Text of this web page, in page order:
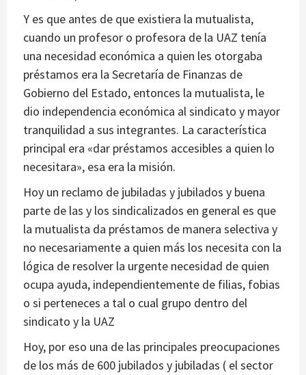
Y es que antes de que existiera la mutualista,
cuando un profesor o profesora de la UAZ tenía
una necesidad económica a quien les otorgaba
préstamos era la Secretaría de Finanzas de
Gobierno del Estado, entonces la mutualista, le
dio independencia económica al sindicato y mayor
tranquilidad a sus integrantes. La característica
principal era «dar préstamos accesibles a quien lo
necesitara», esa era la misión.
Hoy un reclamo de jubiladas y jubilados y buena
parte de las y los sindicalizados en general es que
la mutualista da préstamos de manera selectiva y
no necesariamente a quien más los necesita con la
lógica de resolver la urgente necesidad de quien
ocupa ayuda, independientemente de filias, fobias
o si perteneces a tal o cual grupo dentro del
sindicato y la UAZ
Hoy, por eso una de las principales preocupaciones
de los más de 600 jubilados y jubiladas ( el sector